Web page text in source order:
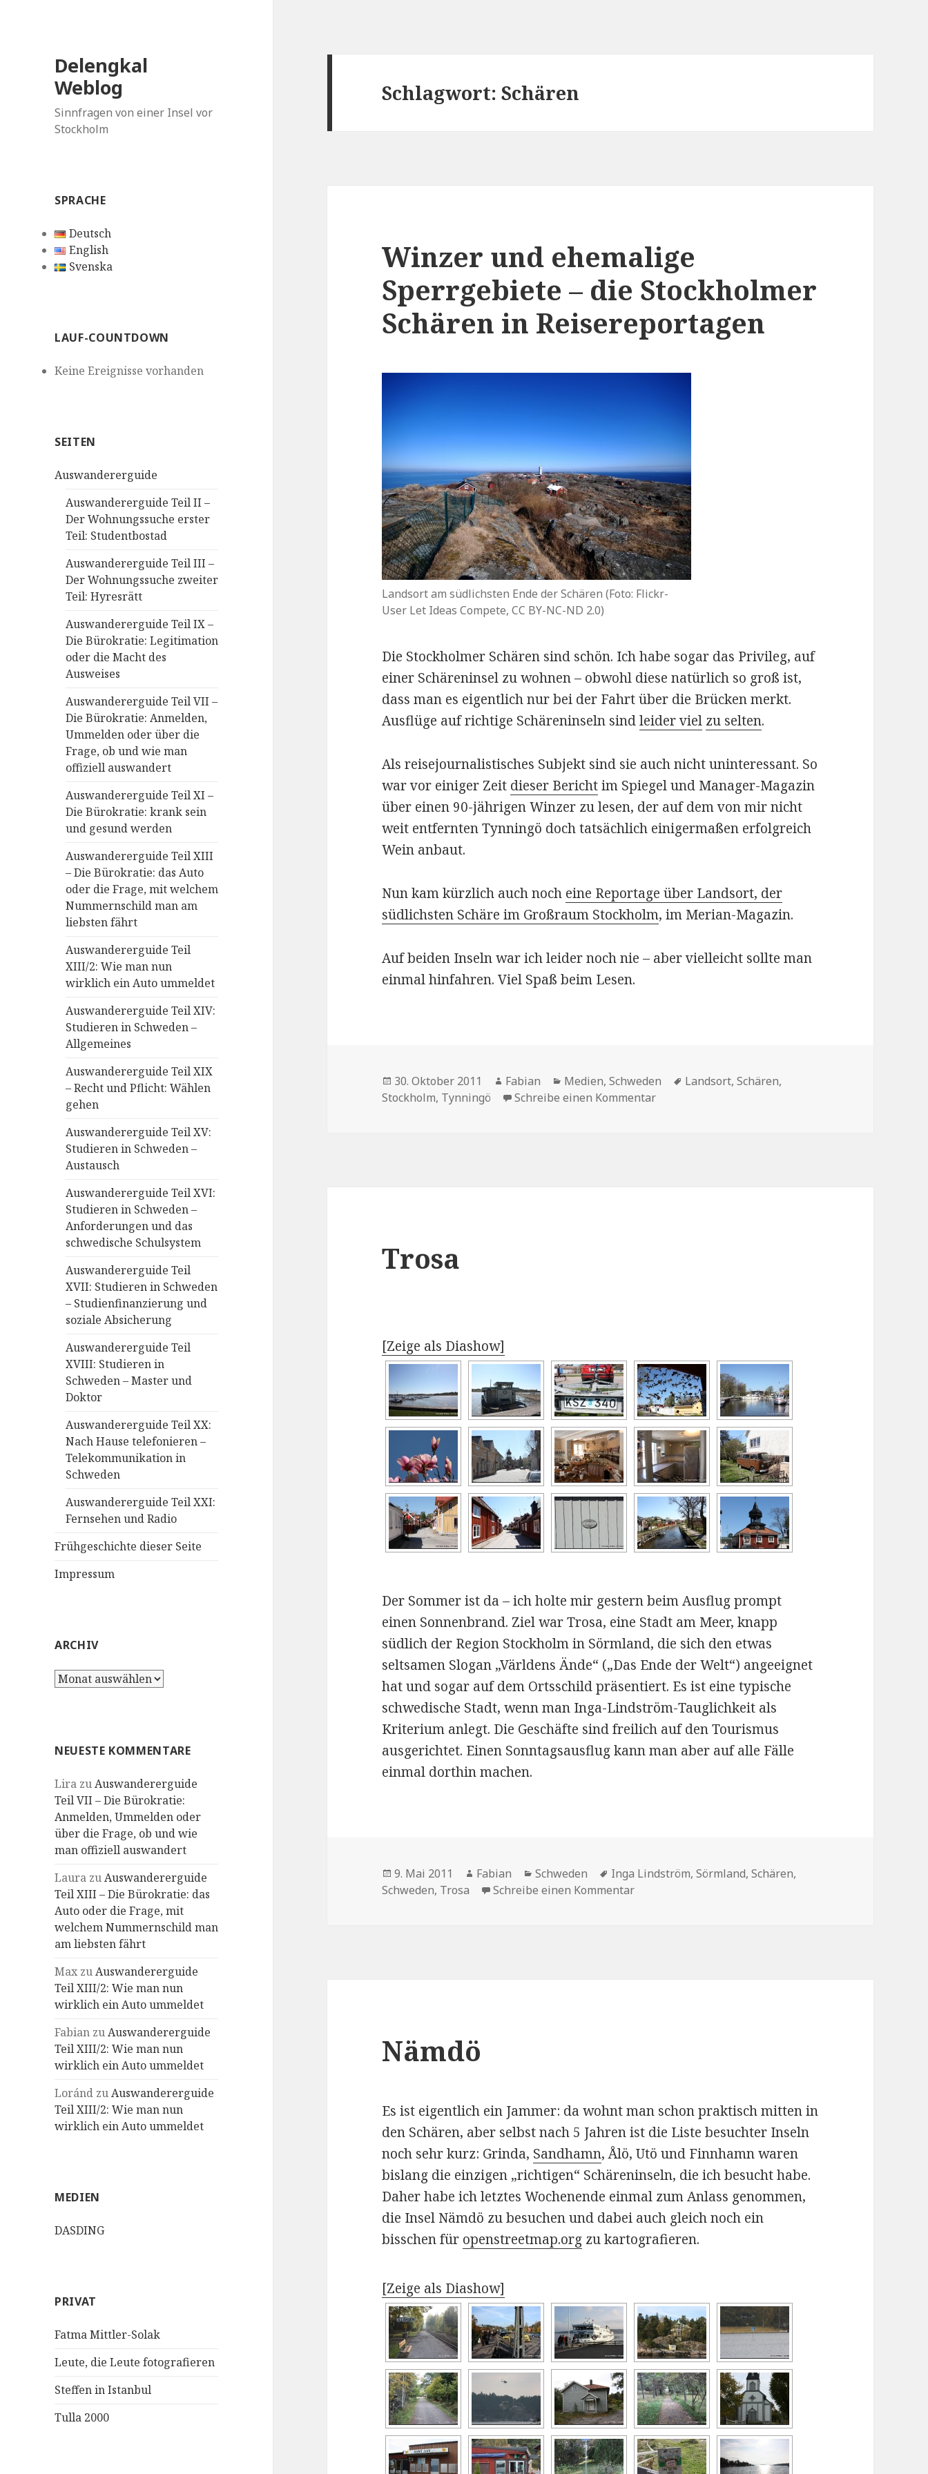
Delengkal
Weblog
Sinnfragen von einer Insel vor
Stockholm
SPRACHE
Deutsch
English
Svenska
LAUF-COUNTDOWN
Keine Ereignisse vorhanden
SEITEN
Auswandererguide
Auswandererguide Teil II –
Der Wohnungssuche erster
Teil: Studentbostad
Auswandererguide Teil III –
Der Wohnungssuche zweiter
Teil: Hyresrätt
Auswandererguide Teil IX –
Die Bürokratie: Legitimation
oder die Macht des
Ausweises
Auswandererguide Teil VII –
Die Bürokratie: Anmelden,
Ummelden oder über die
Frage, ob und wie man
offiziell auswandert
Auswandererguide Teil XI –
Die Bürokratie: krank sein
und gesund werden
Auswandererguide Teil XIII
– Die Bürokratie: das Auto
oder die Frage, mit welchem
Nummernschild man am
liebsten fährt
Auswandererguide Teil
XIII/2: Wie man nun
wirklich ein Auto ummeldet
Auswandererguide Teil XIV:
Studieren in Schweden –
Allgemeines
Auswandererguide Teil XIX
– Recht und Pflicht: Wählen
gehen
Auswandererguide Teil XV:
Studieren in Schweden –
Austausch
Auswandererguide Teil XVI:
Studieren in Schweden –
Anforderungen und das
schwedische Schulsystem
Auswandererguide Teil
XVII: Studieren in Schweden
– Studienfinanzierung und
soziale Absicherung
Auswandererguide Teil
XVIII: Studieren in
Schweden – Master und
Doktor
Auswandererguide Teil XX:
Nach Hause telefonieren –
Telekommunikation in
Schweden
Auswandererguide Teil XXI:
Fernsehen und Radio
Frühgeschichte dieser Seite
Impressum
ARCHIV
Archiv
NEUESTE KOMMENTARE
Lira zuAuswandererguide
Teil VII – Die Bürokratie:
Anmelden, Ummelden oder
über die Frage, ob und wie
man offiziell auswandert
Laura zuAuswandererguide
Teil XIII – Die Bürokratie: das
Auto oder die Frage, mit
welchem Nummernschild man
am liebsten fährt
Max zuAuswandererguide
Teil XIII/2: Wie man nun
wirklich ein Auto ummeldet
Fabian zuAuswandererguide
Teil XIII/2: Wie man nun
wirklich ein Auto ummeldet
Loránd zuAuswandererguide
Teil XIII/2: Wie man nun
wirklich ein Auto ummeldet
MEDIEN
DASDING
PRIVAT
Fatma Mittler-Solak
Leute, die Leute fotografieren
Steffen in Istanbul
Tulla 2000
Schlagwort:Schären
Winzer und ehemalige
Sperrgebiete – die Stockholmer
Schären in Reisereportagen
Landsort am südlichsten Ende der Schären (Foto: Flickr-
User Let Ideas Compete, CC BY-NC-ND 2.0)
Die Stockholmer Schären sind schön. Ich habe sogar das Privileg, auf
einer Schäreninsel zu wohnen – obwohl diese natürlich so groß ist,
dass man es eigentlich nur bei der Fahrt über die Brücken merkt.
Ausflüge auf richtige Schäreninseln sindleider viel zu selten.
Als reisejournalistisches Subjekt sind sie auch nicht uninteressant. So
war vor einiger Zeit dieser Berichtim Spiegel und Manager-Magazin
über einen 90-jährigen Winzer zu lesen, der auf dem von mir nicht
weit entfernten Tynningö doch tatsächlich einigermaßen erfolgreich
Wein anbaut.
Nun kam kürzlich auch noch eine Reportage über Landsort, der
südlichsten Schäre im Großraum Stockholm, im Merian-Magazin.
Auf beiden Inseln war ich leider noch nie – aber vielleicht sollte man
einmal hinfahren. Viel Spaß beim Lesen.
Veröffentlicht
am
30. Oktober 2011 Autor
Fabian Kategorien
Medien,Schweden Schlagwörter
Landsort,Schären,
Stockholm, Tynningö Schreibe einen Kommentarzu Winzer und ehemalige Sperrgebiete – die
Trosa
[Zeige als Diashow]
Der Sommer ist da – ich holte mir gestern beim Ausflug prompt
einen Sonnenbrand. Ziel war Trosa, eine Stadt am Meer, knapp
südlich der Region Stockholm in Sörmland, die sich den etwas
seltsamen Slogan „Världens Ände“ („Das Ende der Welt“) angeeignet
hat und sogar auf dem Ortsschild präsentiert. Es ist eine typische
schwedische Stadt, wenn man Inga-Lindström-Tauglichkeit als
Kriterium anlegt. Die Geschäfte sind freilich auf den Tourismus
ausgerichtet. Einen Sonntagsausflug kann man aber auf alle Fälle
einmal dorthin machen.
Veröffentlicht
am
9. Mai 2011 Autor
Fabian Kategorien
Schweden Schlagwörter
Inga Lindström,Sörmland,Schären,
Schweden, Trosa Schreibe einen Kommentarzu Trosa
Nämdö
Es ist eigentlich ein Jammer: da wohnt man schon praktisch mitten in
den Schären, aber selbst nach 5 Jahren ist die Liste besuchter Inseln
noch sehr kurz: Grinda, Sandhamn, Ålö, Utö und Finnhamn waren
bislang die einzigen „richtigen“ Schäreninseln, die ich besucht habe.
Daher habe ich letztes Wochenende einmal zum Anlass genommen,
die Insel Nämdö zu besuchen und dabei auch gleich noch ein
bisschen für openstreetmap.org zu kartografieren.
[Zeige als Diashow]